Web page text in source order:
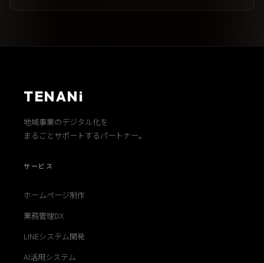
TENANi
地域事業のデジタル化を
まるごとサポートするパートナー。
サービス
ホームページ制作
業務管理DX
LINEシステム開発
AI活用システム